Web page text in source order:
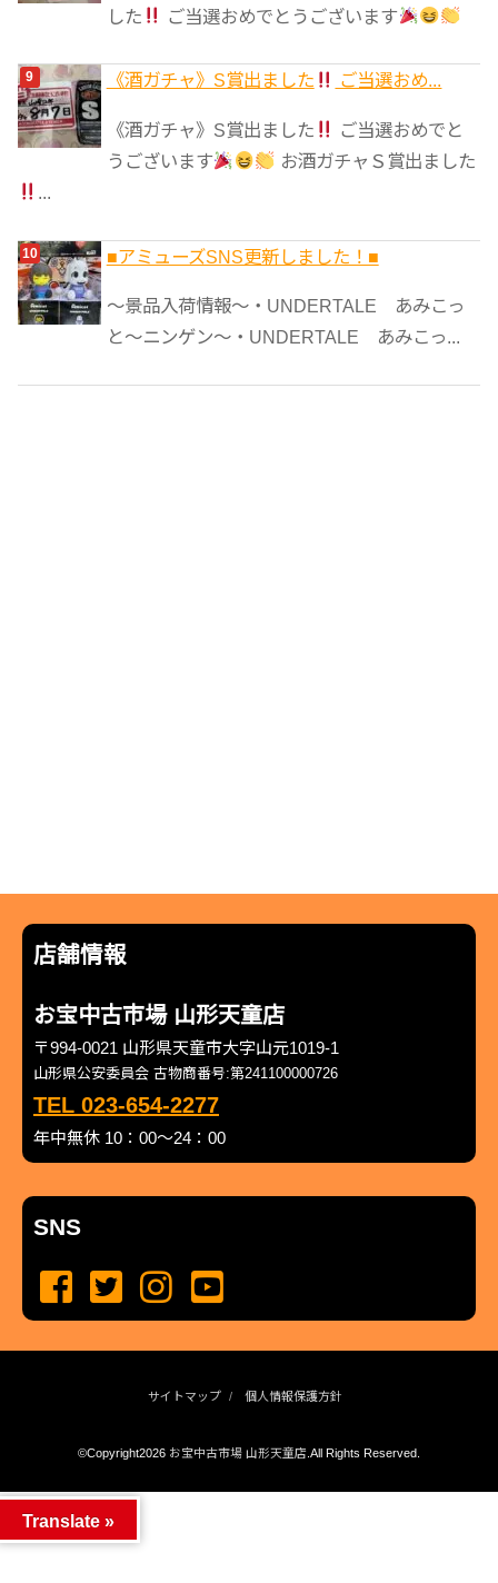
した
ご当選おめでとうございます
《酒ガチャ》S賞出ました ご当選おめ...
《酒ガチャ》S賞出ました
ご当選おめでと
うございます
お酒ガチャＳ賞出ました
...
■アミューズSNS更新しました！■
～景品入荷情報～・UNDERTALE あみこっ
と～ニンゲン～・UNDERTALE あみこっ...
店舗情報
お宝中古市場 山形天童店
〒994-0021 山形県天童市大字山元1019-1
山形県公安委員会 古物商番号:第241100000726
TEL 023-654-2277
年中無休 10：00～24：00
SNS
サイトマップ 個人情報保護方針
©Copyright2026 お宝中古市場 山形天童店.All Rights Reserved.
Translate »